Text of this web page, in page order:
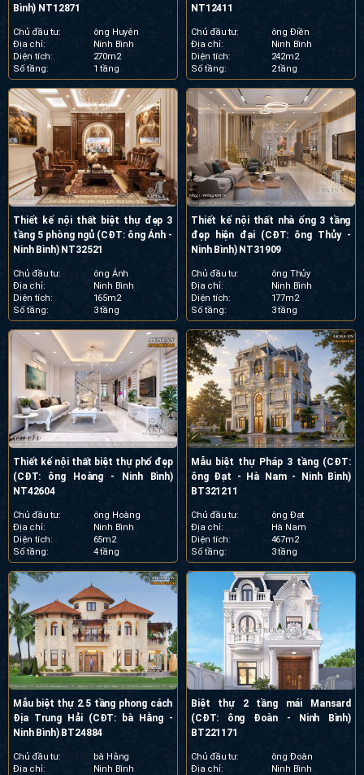
Bình) NT12871
Chủ đầu tư:
ông Huyên
Địa chỉ:
Ninh Bình
Diện tích:
270m2
Số tầng:
1 tầng
NT12411
Chủ đầu tư:
ông Điền
Địa chỉ:
Ninh Bình
Diện tích:
242m2
Số tầng:
2 tầng
Thiết kế nội thất biệt thự đẹp 3
tầng 5 phòng ngủ (CĐT: ông Ánh -
Ninh Bình) NT32521
Chủ đầu tư:
ông Ánh
Địa chỉ:
Ninh Bình
Diện tích:
165m2
Số tầng:
3 tầng
Thiết kế nội thất nhà ống 3 tầng
đẹp hiện đại (CĐT: ông Thủy -
Ninh Bình) NT31909
Chủ đầu tư:
ông Thủy
Địa chỉ:
Ninh Bình
Diện tích:
177m2
Số tầng:
3 tầng
Thiết kế nội thất biệt thự phố đẹp
(CĐT: ông Hoàng - Ninh Bình)
NT42604
Chủ đầu tư:
ông Hoàng
Địa chỉ:
Ninh Bình
Diện tích:
65m2
Số tầng:
4 tầng
Mẫu biệt thự Pháp 3 tầng (CĐT:
ông Đạt - Hà Nam - Ninh Bình)
BT321211
Chủ đầu tư:
ông Đạt
Địa chỉ:
Hà Nam
Diện tích:
467m2
Số tầng:
3 tầng
Mẫu biệt thự 2.5 tầng phong cách
Địa Trung Hải (CĐT: bà Hằng -
Ninh Bình) BT24884
Chủ đầu tư:
bà Hằng
Địa chỉ:
Ninh Bình
Biệt thự 2 tầng mái Mansard
(CĐT: ông Đoàn - Ninh Bình)
BT221171
Chủ đầu tư:
ông Đoàn
Địa chỉ:
Ninh Bình